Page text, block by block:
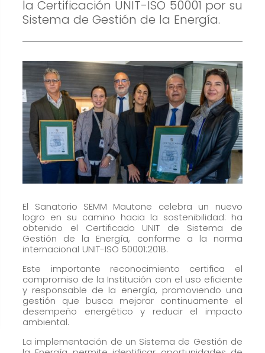
la Certificación UNIT-ISO 50001 por su
Sistema de Gestión de la Energía.
El Sanatorio SEMM Mautone celebra un nuevo
logro en su camino hacia la sostenibilidad: ha
obtenido el Certificado UNIT de Sistema de
Gestión de la Energía, conforme a la norma
internacional UNIT-ISO 50001:2018.
Este importante reconocimiento certifica el
compromiso de la Institución con el uso eficiente
y responsable de la energía, promoviendo una
gestión que busca mejorar continuamente el
desempeño energético y reducir el impacto
ambiental.
La implementación de un Sistema de Gestión de
son
opcionales.
Son
necesarias
para que
funcione la
web.
Estadísticas
Para que
podamos
funcionalidad
y estructura
de la web, en
base a
cómo se usa
la web.
Para que